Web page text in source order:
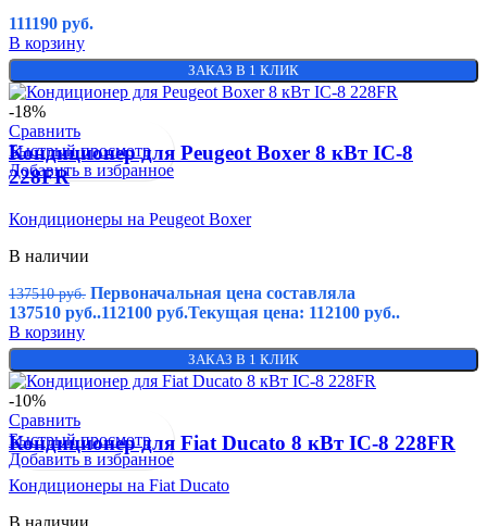
111190 руб.
В корзину
ЗАКАЗ В 1 КЛИК
-18%
Сравнить
Быстрый просмотр
Добавить в избранное
Кондиционер для Peugeot Boxer 8 кВт IC-8
228FR
Кондиционеры на Peugeot Boxer
В наличии
137510руб. Первоначальная цена составляла
137510 руб..112100 руб.Текущая цена: 112100 руб..
В корзину
ЗАКАЗ В 1 КЛИК
-10%
Сравнить
Быстрый просмотр
Добавить в избранное
Кондиционер для Fiat Ducato 8 кВт IC-8 228FR
Кондиционеры на Fiat Ducato
В наличии